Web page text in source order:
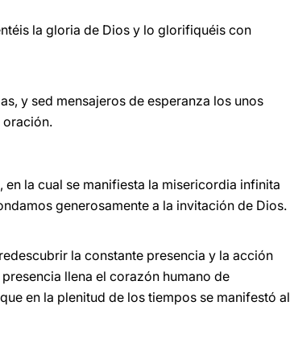
la gloria de Dios y lo glorifiquéis con
y sed mensajeros de esperanza los unos
oración.
la cual se manifiesta la misericordia infinita
generosamente a la invitación de Dios.
la constante presencia y la acción
llena el corazón humano de
en la plenitud de los tiempos se manifestó al